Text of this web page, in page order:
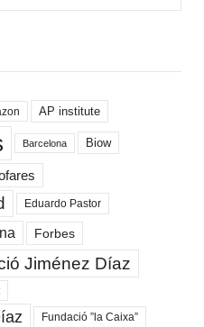
AP institute
Barcelona Biow
Eduardo Pastor
Forbes
Jiménez Díaz
Fundació ”la Caixa”